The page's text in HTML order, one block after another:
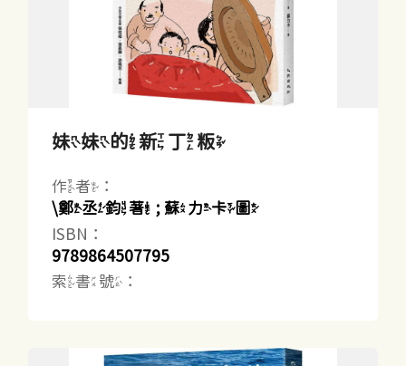
妹妹的新丁粄
作者：
\鄭丞鈞著 ; 蘇力卡圖
ISBN：
9789864507795
索書號：